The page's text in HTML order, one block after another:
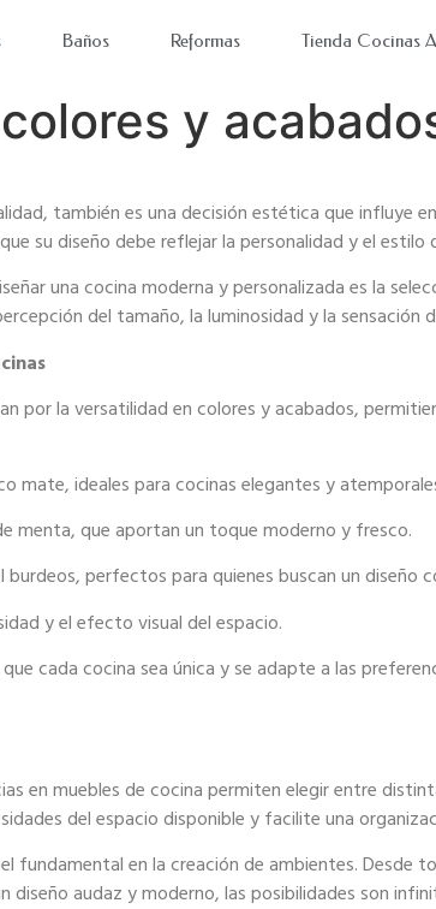
Baños Reformas Tienda Cocinas
y
también es una decisión estética que influye
su diseño debe reflejar la personalidad yel estilo
una cocina moderna ypersonalizada es la
del tamaño, la luminosidad y la sensación
por la versatilidad en colores yacabados,
mate, ideales para cocinas elegantes y
menta, que aportan un toque moderno y fresco.
burdeos, perfectos para quienes buscan un diseño
y el efecto visual del espacio.
cada cocina sea única y se adapte a las
en muebles de cocina permiten elegir entre
del espacio disponible y facilite una
fundamental en la creación de ambientes. Desde
diseño audaz y moderno, las posibilidades son